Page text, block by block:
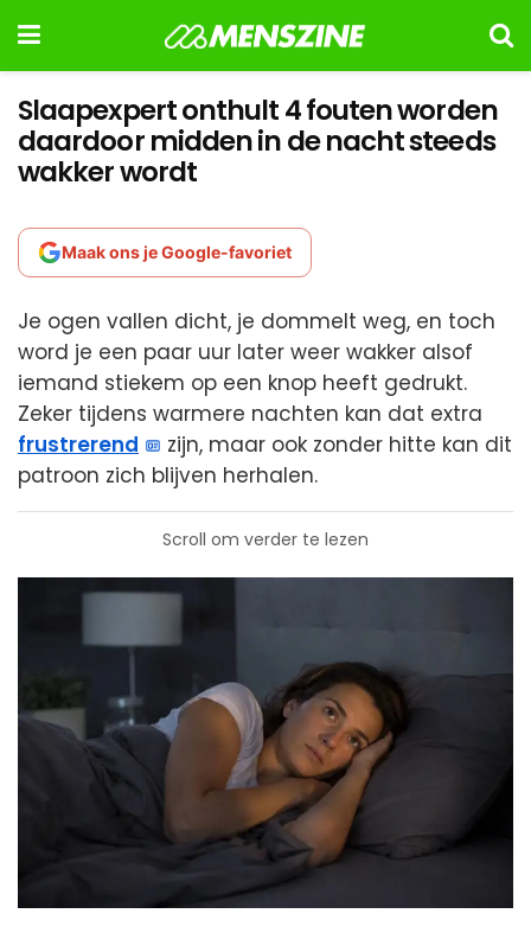
Slaapexpert onthult 4 fouten worden
daardoor midden in de nacht steeds
wakker wordt
Maak ons je Google-favoriet
Je ogen vallen dicht, je dommelt weg, en toch
word je een paar uur later weer wakker alsof
iemand stiekem op een knop heeft gedrukt.
Zeker tijdens warmere nachten kan dat extra
frustrerend
zijn, maar ook zonder hitte kan dit
patroon zich blijven herhalen.
Scroll om verder te lezen